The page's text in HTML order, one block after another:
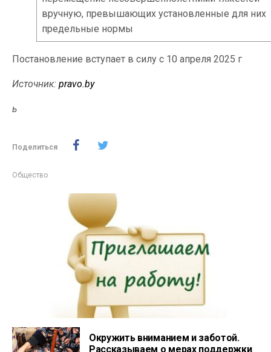
вручную, превышающих установленные для них
предельные нормы
Постановление вступает в силу с 10 апреля 2025 г
Источник: pravo.by
ь
Поделиться
Общество
Окружить вниманием и заботой.
Рассказываем о мерах поддержки